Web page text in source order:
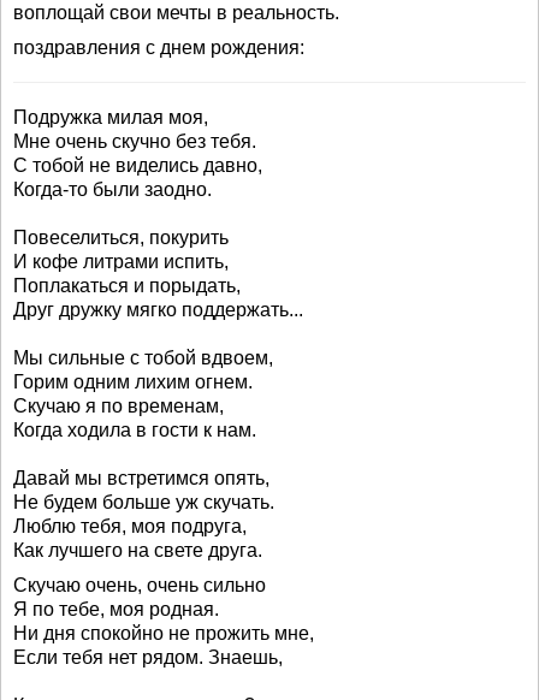
воплощай свои мечты в реальность.
поздравления с днем рождения:
Подружка милая моя,
Мне очень скучно без тебя.
С тобой не виделись давно,
Когда-то были заодно.
Повеселиться, покурить
И кофе литрами испить,
Поплакаться и порыдать,
Друг дружку мягко поддержать...
Мы сильные с тобой вдвоем,
Горим одним лихим огнем.
Скучаю я по временам,
Когда ходила в гости к нам.
Давай мы встретимся опять,
Не будем больше уж скучать.
Люблю тебя, моя подруга,
Как лучшего на свете друга.
Скучаю очень, очень сильно
Я по тебе, моя родная.
Ни дня спокойно не прожить мне,
Если тебя нет рядом. Знаешь,